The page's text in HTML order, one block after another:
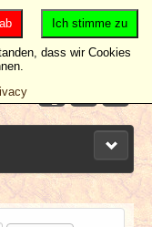
Ich stimme zu
dass wir Cookies